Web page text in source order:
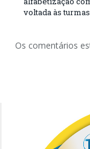
voltada às
Os comentários